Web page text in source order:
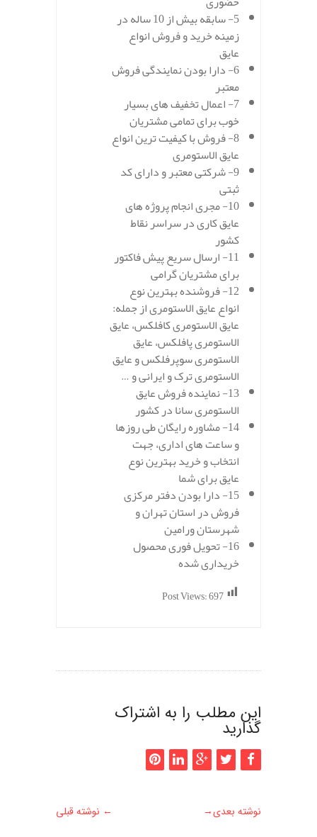
5- سابقه بیش از 10 ساله در
زمینه خرید و فروش انواع
عایق
6- دارا بودن نمایندگی فروش
معتبر
7- اعمال تخفیف های بسیار
خوب برای تمامی مشتریان
8- فروش با کیفیت ترین انواع
عایق الاستومری
9- شرکتی معتبر و دارای کد
ثبتی
10- مجری انجام پروژه های
عایق کاری در سراسر نقاط
کشور
11- ارسال سریع پیش فاکتور
برای مشتریان گرامی
12- فروشنده بهترین نوع
انواع عایق الاستومری از جمله:
عایق الاستومری کافلکس، عایق
الاستومری پافلکس، عایق
الاستومری سوپرفلکس و عایق
الاستومری ترک و ایرانی و …
13- نماینده فروش عایق
الاستومری سانا در کشور
14- مشاوره رایگان طی روزها
و ساعت های اداری، جهت
انتخاب و خرید بهترین نوع
عایق برای شما
15- دارا بودن دفتر مرکزی
فروش در استان تهران و
شهرستان ورامین
16- تحویل فوری محصول
خریداری شده
Post Views:697
این مطلب را به اشتراک
گذارید
← نوشته قبلی نوشته بعدی→